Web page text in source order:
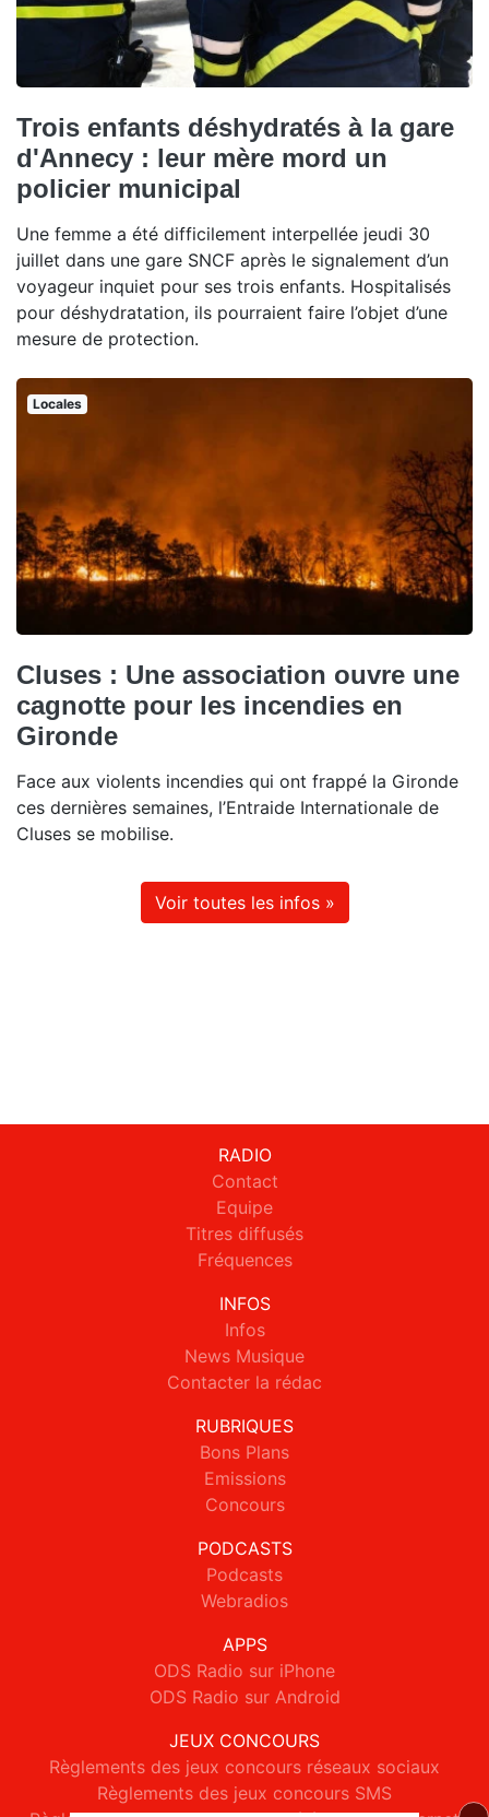
Trois enfants déshydratés à la gare
d'Annecy : leur mère mord un
policier municipal
Une femme a été difficilement interpellée jeudi 30
juillet dans une gare SNCF après le signalement d’un
voyageur inquiet pour ses trois enfants. Hospitalisés
pour déshydratation, ils pourraient faire l’objet d’une
mesure de protection.
Locales
Cluses : Une association ouvre une
cagnotte pour les incendies en
Gironde
Face aux violents incendies qui ont frappé la Gironde
ces dernières semaines, l’Entraide Internationale de
Cluses se mobilise.
Voir toutes les infos »
RADIO
Contact
Equipe
Titres diffusés
Fréquences
INFOS
Infos
News Musique
Contacter la rédac
RUBRIQUES
Bons Plans
Emissions
Concours
PODCASTS
Podcasts
Webradios
APPS
ODS Radio sur iPhone
ODS Radio sur Android
JEUX CONCOURS
Règlements des jeux concours réseaux sociaux
Règlements des jeux concours SMS